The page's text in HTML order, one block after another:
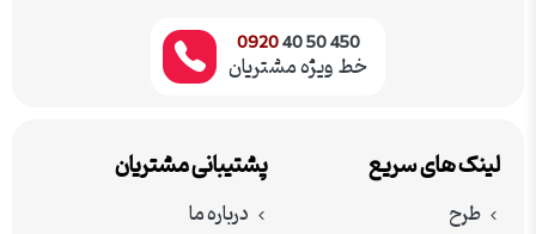
450 50 40
0920
خط ویژه مشتریان
لینک های سریع
طرح
پشتیبانی مشتریان
درباره ما